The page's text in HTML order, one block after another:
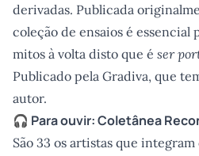
derivadas. Publicada
coleção de ensaios é essencial
mitos à volta disto que é ser
Publicado pela Gradiva, que
autor.
🎧 Para ouvir: Coletânea
São 33 os artistas que